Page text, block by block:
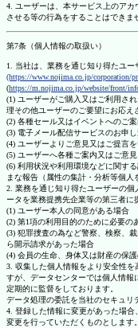
4. ユーザーは、本サービス上のア
させる等の行為をすることはできま
第7条（個人情報の取扱い）
1. 当社は、業務を通じ知り得たユ
(https://www.nojima.co.jp/corporation/
(https://m.nojima.co.jp/website/front/
(1) ユーザーがご購入又はご利用さ
理その他ユーザーのご要望にお応え
(2) 各種セール又はイベントへのご案
(3) 電子メール配信サービスのお申
(4) ユーザーよりご意見又はご提言
(5) ユーザーへ各種ご案内又はご意
(6) 利用状況や利用環境などに関す
まな報告（属性の集計・分析等個
2. 業務を通じ知り得たユーザーの
ータを業務提携先企業等の第三者に
(1) ユーザー本人の同意がある場合
(2) 第1項の利用目的のために必要の
(3) 犯罪捜査の為など警察、検察、
ら開示請求があった場合
(4) 会員の生命、身体又は財産の保
3. 収集した個人情報をより安全性
すが、データセンターでは個人情報
定期的に監督をしております。
データ処理の委託を当社のセキュリ
4. 登録した情報に変更があった場
変更を行っていただくものとしま